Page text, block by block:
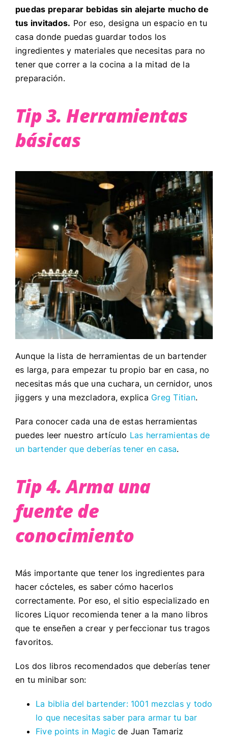
puedas preparar bebidas sin alejarte mucho de
tus invitados. Por eso, designa un espacio en tu
casa donde puedas guardar todos los
ingredientes y materiales que necesitas para no
tener que correr a la cocina a la mitad de la
preparación.
Tip 3. Herramientas
básicas
Aunque la lista de herramientas de un bartender
es larga, para empezar tu propio bar en casa, no
necesitas más que una cuchara, un cernidor, unos
jiggers y una mezcladora, explica Greg Titian.
Para conocer cada una de estas herramientas
puedes leer nuestro artículo Las herramientas de
un bartender que deberías tener en casa.
Tip 4. Arma una
fuente de
conocimiento
Más importante que tener los ingredientes para
hacer cócteles, es saber cómo hacerlos
correctamente. Por eso, el sitio especializado en
licores Liquor recomienda tener a la mano libros
que te enseñen a crear y perfeccionar tus tragos
favoritos.
Los dos libros recomendados que deberías tener
en tu minibar son:
La biblia del bartender: 1001 mezclas y todo
lo que necesitas saber para armar tu bar
Five points in Magic de Juan Tamariz